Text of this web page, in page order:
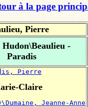
à la page
Pierre
Hudon\Beaulieu -
Paradis
Pierre
Claire
Jeanne-Anne